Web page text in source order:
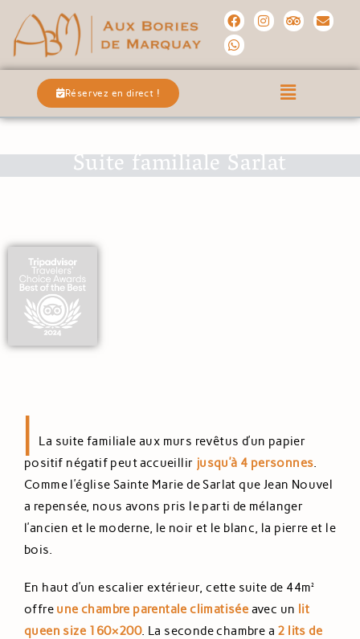
Réservez en direct !
Suite familiale Sarlat
|
La suite familiale aux murs revêtus d’un papier
positif négatif peut accueillir jusqu’à 4 personnes
Comme l’église Sainte Marie de Sarlat que Jean Nouvel
a repensée, nous avons pris le parti de mélanger
l’ancien et le moderne, le noir et le blanc, la pierre et le
bois.
En haut d’un escalier extérieur, cette suite de 44m²
offre une chambre parentale climatisée avec un lit
queen size 160×200. La seconde chambre a 2 lits de